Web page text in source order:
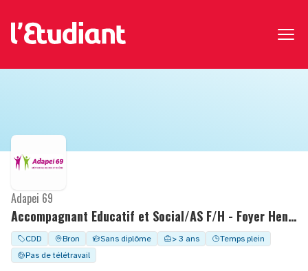
Accompagnant Educatif et Social/AS F/H - Foyer Henri Thomas
Adapei 69
CDD Bron Sans diplôme > 3 ans
Temps plein
Pas de télétravail